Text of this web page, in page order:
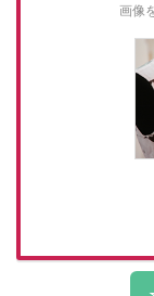
画像